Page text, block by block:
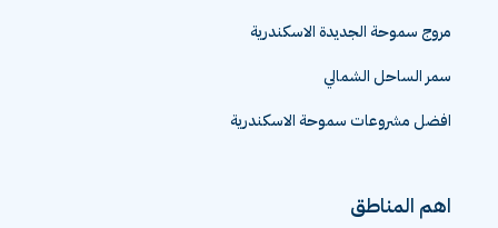
مروج سموحة الجديدة الاسكندرية
سمر الساحل الشمالي
افضل مشروعات سموحة الاسكندرية
اهم المناطق